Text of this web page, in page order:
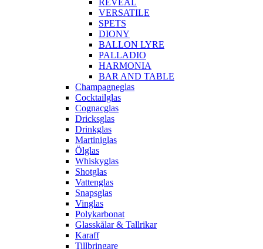
REVEAL
VERSATILE
SPETS
DIONY
BALLON LYRE
PALLADIO
HARMONIA
BAR AND TABLE
Champagneglas
Cocktailglas
Cognacglas
Dricksglas
Drinkglas
Martiniglas
Ölglas
Whiskyglas
Shotglas
Vattenglas
Snapsglas
Vinglas
Polykarbonat
Glasskålar & Tallrikar
Karaff
Tillbringare